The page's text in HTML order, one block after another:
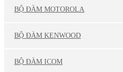
BỘ ĐÀM MOTOROLA
BỘ ĐÀM KENWOOD
BỘ ĐÀM ICOM